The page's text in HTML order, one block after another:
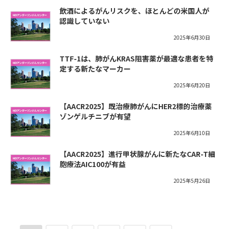
飲酒によるがんリスクを、ほとんどの米国人が
認識していない
2025年6月30日
TTF-1は、肺がんKRAS阻害薬が最適な患者を特
定する新たなマーカー
2025年6月20日
【AACR2025】既治療肺がんにHER2標的治療薬
ゾンゲルチニブが有望
2025年6月10日
【AACR2025】進行甲状腺がんに新たなCAR-T細
胞療法AIC100が有益
2025年5月26日